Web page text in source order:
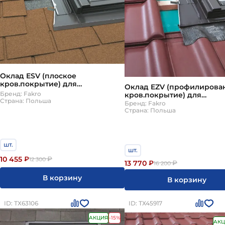
замок. Комплект гидроизоляции крепят вокруг
монтируют над окном для сбора конденсата.
оклад нужно подбирать точно под тип вашего
универсальные самодельные фартуки: они не
Оклад ESV (плоское
кров.покрытие) для
мансардных окон Fakro (Факро)
FTP (CH) 55х98 см
Бренд: Fakro
Страна: Польша
шт.
10 455 ₽12 300₽
В корзину
Оклад EZV
кров.покрытие) для
мансардных окон Fakro
FTP (CH) 55х98 см
Бренд: Fakro
Страна: Польша
шт.
13 770 ₽16 200₽
В корзину
ID: ТХ63106
АКЦИЯ-15%
ID: ТХ45917